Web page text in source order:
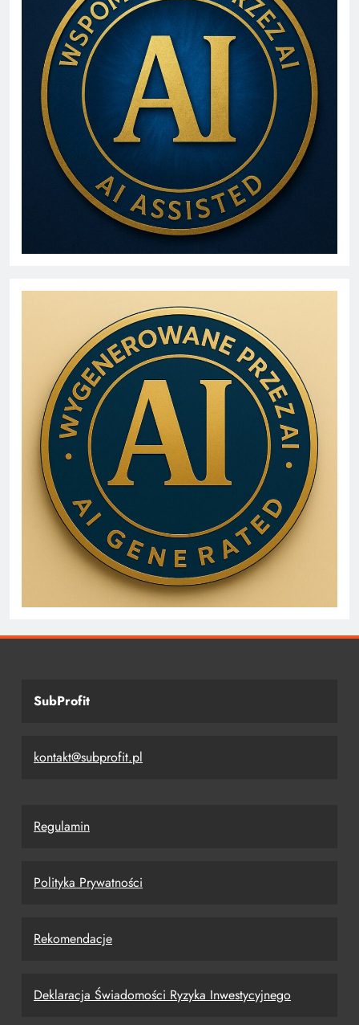
SubProfit
kontakt@subprofit.pl
Regulamin
Polityka Prywatności
Rekomendacje
Deklaracja Świadomości Ryzyka Inwestycyjnego